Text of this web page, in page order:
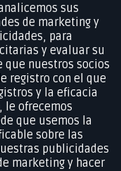
sus
de marketing y
para
y evaluar su
que nuestros socios
registro con el que
y la eficacia
le ofrecemos
que usemos la
sobre las
publicidades
marketing y hacer